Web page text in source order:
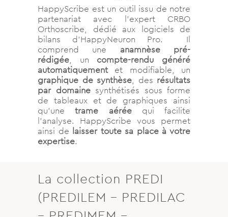
HappyScribe est un outil issu de notre
partenariat avec l’expert CRBO
Orthoscribe, dédié aux logiciels de
bilans d’HappyNeuron Pro. Il
comprend une anamnèse pré-
rédigée, un compte-rendu généré
automatiquementet modifiable, un
graphique de synthèse, des résultats
par domainesynthétisés sous forme
de tableaux et de graphiques ainsi
qu’unetrame aéréequi facilite
l’analyse. HappyScribe vous permet
ainsi de laisser toute sa place à votre
expertise.
La collection PREDI
(PREDILEM – PREDILAC